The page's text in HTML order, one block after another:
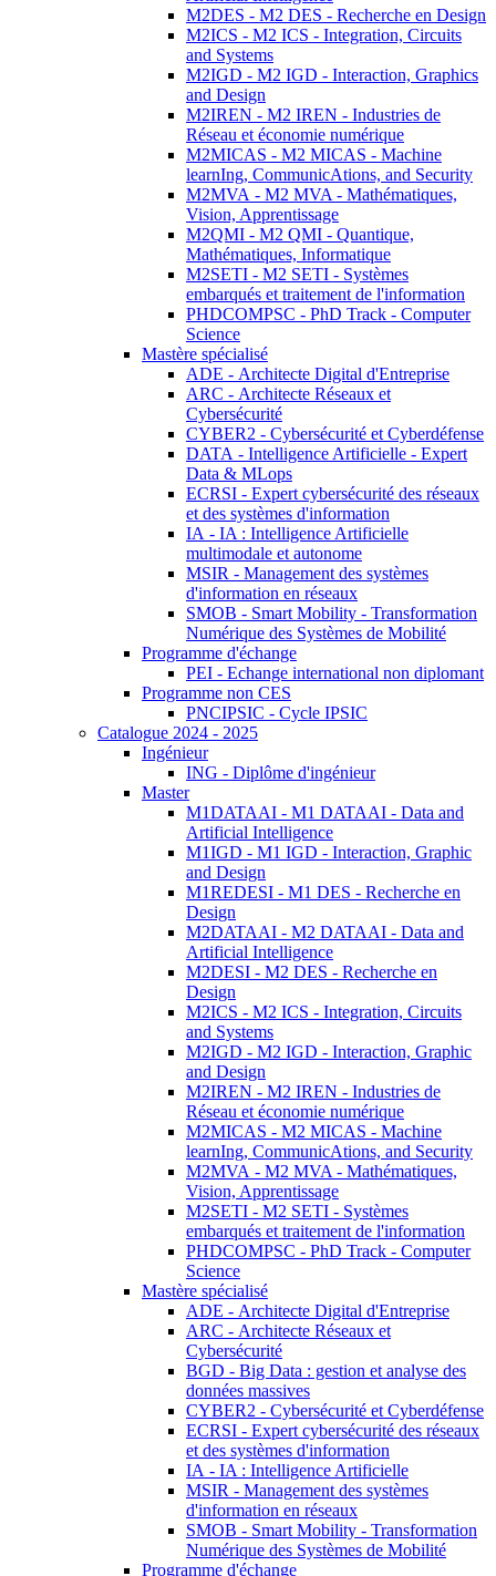
M2DES - M2 DES - Recherche en Design
M2ICS - M2 ICS - Integration, Circuits
and Systems
M2IGD - M2 IGD - Interaction, Graphics
and Design
M2IREN - M2 IREN - Industries de
Réseau et économie numérique
M2MICAS - M2 MICAS - Machine
learnIng, CommunicAtions, and Security
M2MVA - M2 MVA - Mathématiques,
Vision, Apprentissage
M2QMI - M2 QMI - Quantique,
Mathématiques, Informatique
M2SETI - M2 SETI - Systèmes
embarqués et traitement de l'information
PHDCOMPSC - PhD Track - Computer
Science
Mastère spécialisé
ADE - Architecte Digital d'Entreprise
ARC - Architecte Réseaux et
Cybersécurité
CYBER2 - Cybersécurité et Cyberdéfense
DATA - Intelligence Artificielle - Expert
Data & MLops
ECRSI - Expert cybersécurité des réseaux
et des systèmes d'information
IA - IA : Intelligence Artificielle
multimodale et autonome
MSIR - Management des systèmes
d'information en réseaux
SMOB - Smart Mobility - Transformation
Numérique des Systèmes de Mobilité
Programme d'échange
PEI - Echange international non diplomant
Programme non CES
PNCIPSIC - Cycle IPSIC
Catalogue 2024 - 2025
Ingénieur
ING - Diplôme d'ingénieur
Master
M1DATAAI - M1 DATAAI - Data and
Artificial Intelligence
M1IGD - M1 IGD - Interaction, Graphic
and Design
M1REDESI - M1 DES - Recherche en
Design
M2DATAAI - M2 DATAAI - Data and
Artificial Intelligence
M2DESI - M2 DES - Recherche en
Design
M2ICS - M2 ICS - Integration, Circuits
and Systems
M2IGD - M2 IGD - Interaction, Graphic
and Design
M2IREN - M2 IREN - Industries de
Réseau et économie numérique
M2MICAS - M2 MICAS - Machine
learnIng, CommunicAtions, and Security
M2MVA - M2 MVA - Mathématiques,
Vision, Apprentissage
M2SETI - M2 SETI - Systèmes
embarqués et traitement de l'information
PHDCOMPSC - PhD Track - Computer
Science
Mastère spécialisé
ADE - Architecte Digital d'Entreprise
ARC - Architecte Réseaux et
Cybersécurité
BGD - Big Data : gestion et analyse des
données massives
CYBER2 - Cybersécurité et Cyberdéfense
ECRSI - Expert cybersécurité des réseaux
et des systèmes d'information
IA - IA : Intelligence Artificielle
MSIR - Management des systèmes
d'information en réseaux
SMOB - Smart Mobility - Transformation
Numérique des Systèmes de Mobilité
Programme d'échange